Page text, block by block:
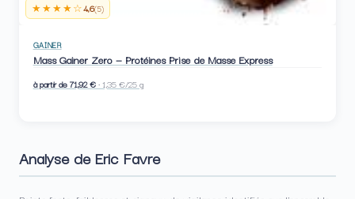
★★★★☆4,6(5)
GAINER
Mass Gainer Zero — Protéines Prise de Masse Express
à partir de 71,92 €· 1,35 €/25 g
Analyse de Eric Favre